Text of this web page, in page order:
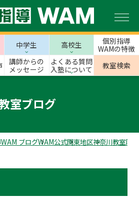
中学生 高校生
個別指導
WAMの特徴
講師からの
メッセージ
よくある質問
入塾について
教室検索
室ブログ
ブログWAM公式関東地区神奈川教室厚